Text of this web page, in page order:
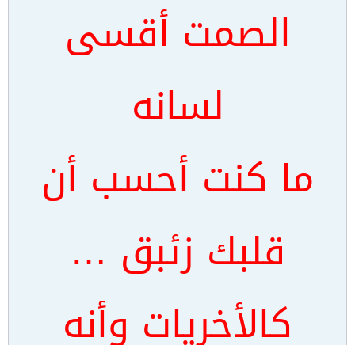
الصمت أقسى
لسانه
ما كنت أحسب أن
قلبك زئبق …
كالأخريات وأنه